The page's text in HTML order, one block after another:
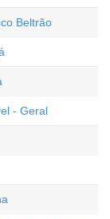
Beltrão
- Geral